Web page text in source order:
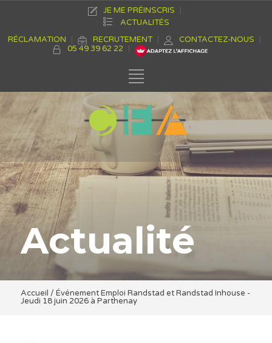
JE ME PRÉINSCRIS
ACTUALITÉS
RÉCLAMATION
RECRUTEMENT
CONTACTEZ-NOUS
05 49 39 62 22
Actualité
Accueil / Événement Emploi Randstad et Randstad Inhouse -
Jeudi 18 juin 2026 à Parthenay